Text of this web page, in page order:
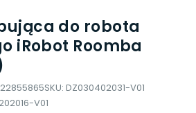
do robota
iRobot Roomba
SKU: DZ030402031-V01
V01